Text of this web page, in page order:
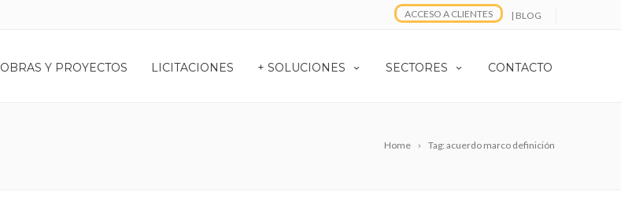
ACCESO A CLIENTES | BLOG
OBRAS Y PROYECTOS LICITACIONES + SOLUCIONES SECTORES CONTACTO
Home Tag: acuerdo marco definición